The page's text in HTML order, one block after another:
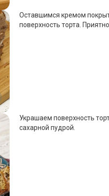
Оставшимся кремом
поверхность торта.
Украшаем поверхность
сахарной пудрой.